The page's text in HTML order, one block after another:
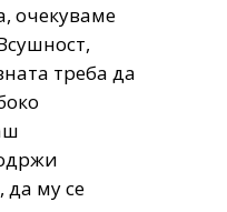
очекуваме
треба да
да му се